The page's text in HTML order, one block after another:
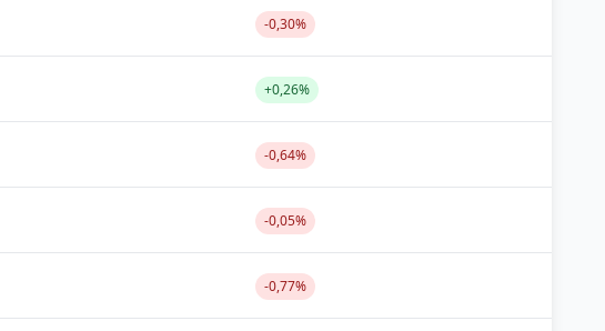
-0,30%
+0,26%
-0,64%
-0,05%
-0,77%